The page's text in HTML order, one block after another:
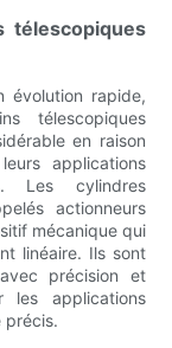
télescopiques
évolution rapide,
télescopiques
en raison
applications
Les cylindres
actionneurs
mécanique qui
linéaire. Ils sont
précision et
applications
précis.